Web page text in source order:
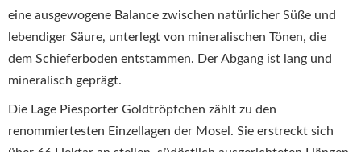
eine ausgewogene Balance zwischen natürlicher Süße und
lebendiger Säure, unterlegt von mineralischen Tönen, die
dem Schieferboden entstammen. Der Abgang ist lang und
mineralisch geprägt.
Die Lage Piesporter Goldtröpfchen zählt zu den
renommiertesten Einzellagen der Mosel. Sie erstreckt sich